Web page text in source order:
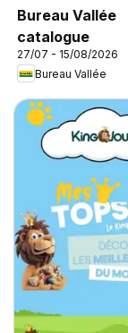
Bureau Vallée
catalogue
27/07 - 15/08/2026
Bureau Vallée